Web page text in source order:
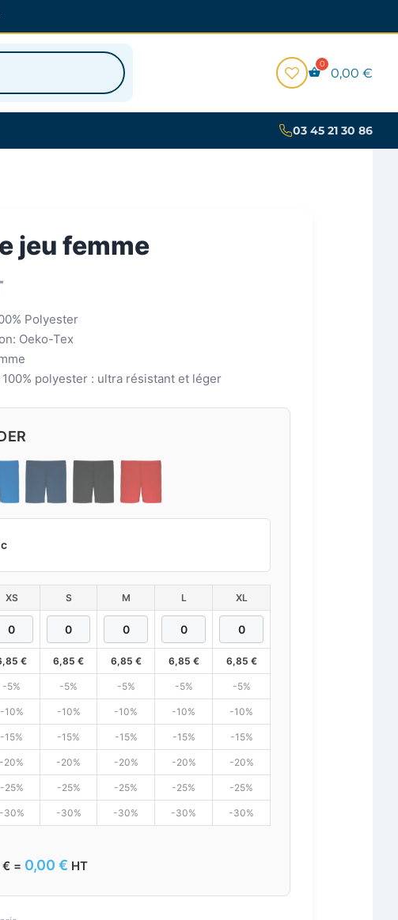
0,00 €
03 45 21 30 86
jeu femme
Polyester
Oeko-Tex
polyester : ultra résistant et léger
XS S M L XL
€ 6,85 € 6,85 € 6,85 € 6,85 €
-5% -5% -5% -5% -5%
-10% -10% -10% -10% -10%
-15% -15% -15% -15% -15%
-20% -20% -20% -20% -20%
-25% -25% -25% -25% -25%
-30% -30% -30% -30% -30%
€ = 0,00 € HT